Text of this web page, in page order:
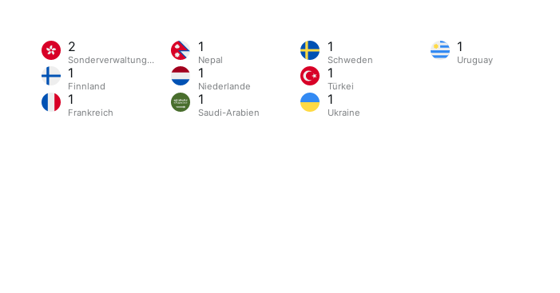
2
Sonderverwaltungsregion Hongkong
1
Finnland
1
Frankreich
1
Nepal
1
Niederlande
1
Saudi-Arabien
1
Schweden
1
Türkei
1
Ukraine
1
Uruguay